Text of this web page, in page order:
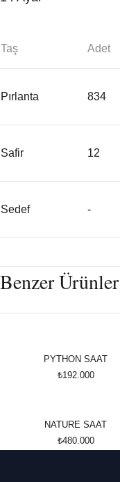
Taş Adet
Pırlanta 834
Safir 12
Sedef -
Benzer Ürünler
PYTHON SAAT
₺192.000
NATURE SAAT
₺480.000